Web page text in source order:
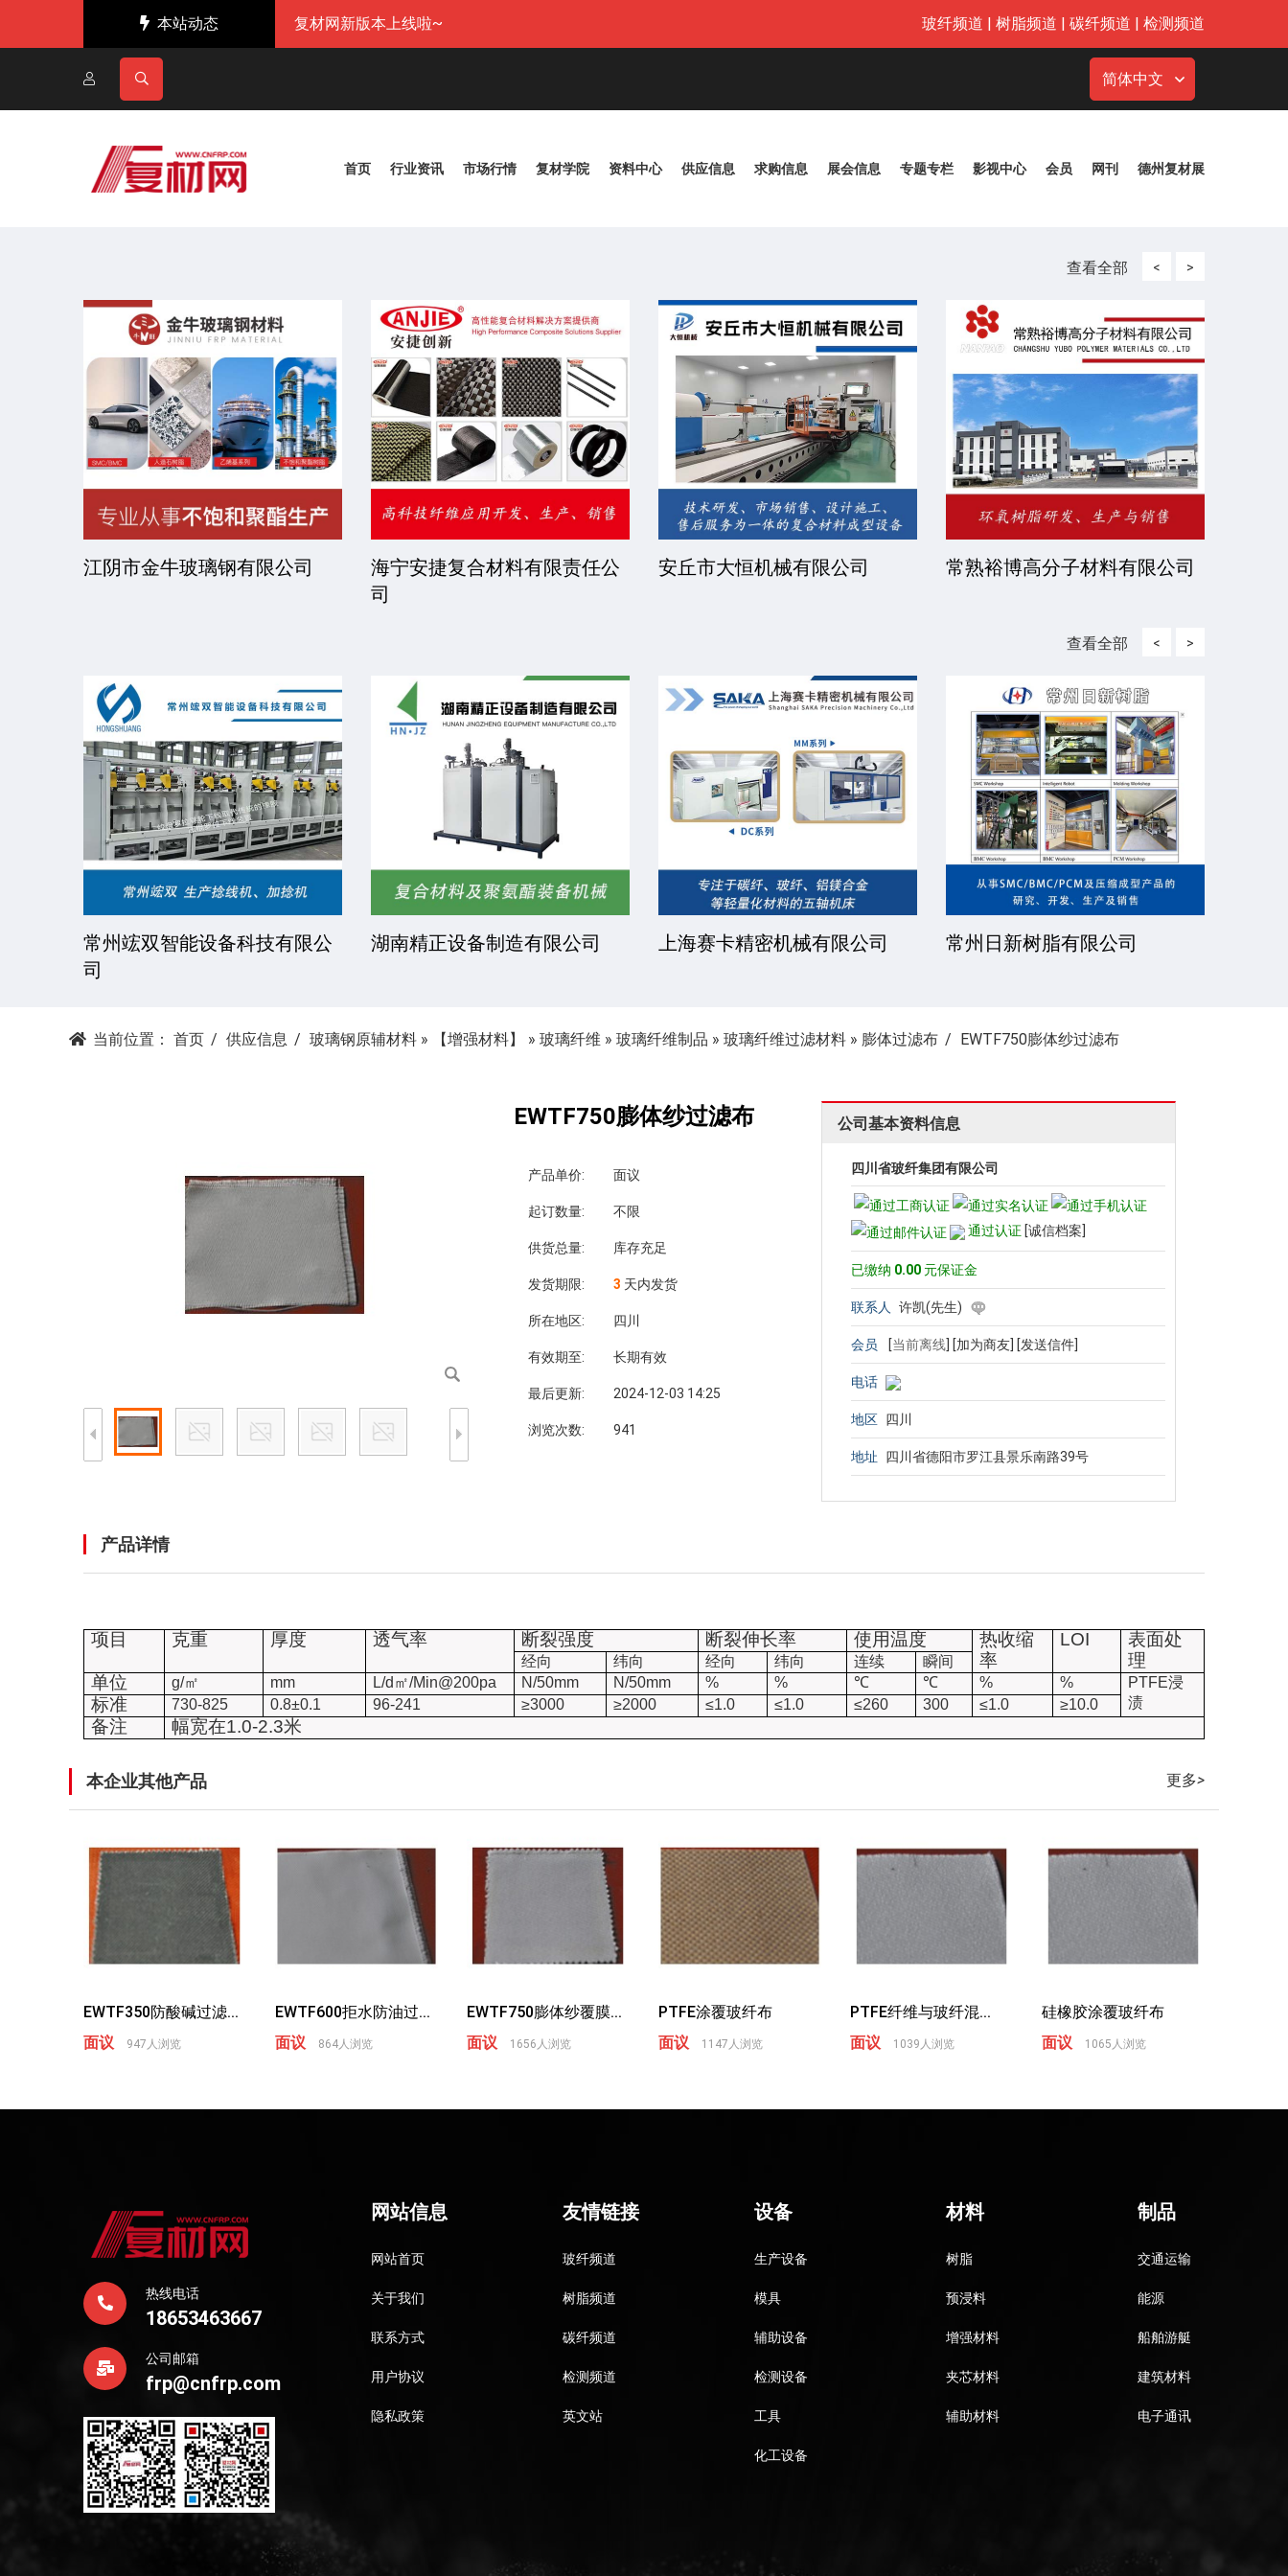
本站动态 复材网新版本上线啦~ 玻纤频道 | 树脂频道 | 碳纤频道 | 检测频道
简体中文
首页 行业资讯 市场行情 复材学院 资料中心 供应信息 求购信息 展会信息 专题专栏 影视中心 会员 网刊 德州复材展
查看全部 <
江阴市金牛玻璃钢有限公司
海宁安捷复合材料有限责任公
司
安丘市大恒机械有限公司 常熟裕博高分子材料有限公司
>
查看全部 <
常州竤双智能设备科技有限公
司
湖南精正设备制造有限公司 上海赛卡精密机械有限公司 常州日新树脂有限公司
>
当前位置： 首页 供应信息 玻璃钢原辅材料 » 【增强材料】 » 玻璃纤维 » 玻璃纤维制品 » 玻璃纤维过滤材料 » 膨体过滤布 EWTF750膨体纱过滤布
EWTF750膨体纱过滤布
产品单价: 面议
起订数量: 不限
供货总量: 库存充足
发货期限: 3 天内发货
所在地区: 四川
有效期至: 长期有效
最后更新: 2024-12-03 14:25
浏览次数: 941
公司基本资料信息
四川省玻纤集团有限公司
通过认证 [诚信档案]
已缴纳 0.00 元保证金
联系人 许凯(先生)
会员 [当前离线] [加为商友] [发送信件]
电话
地区 四川
地址 四川省德阳市罗江县景乐南路39号
产品详情
项目 克重 厚度 透气率 断裂强度 断裂伸长率 使用温度
热收缩
率
LOI
表面处
理
经向 纬向 经向 纬向 连续 瞬间
单位 g/㎡ mm L/d ㎡/Min@200pa N/50mm N/50mm % % ℃ ℃ % % PTFE浸
渍
标准 730-825 0.8±0.1 96-241 ≥3000 ≥2000 ≤1.0 ≤1.0 ≤260 300 ≤1.0 ≥10.0
备注 幅宽在1.0-2.3米
本企业其他产品 更多>
EWTF350防酸碱过滤...
面议
947人浏览
EWTF600拒水防油过...
面议
864人浏览
EWTF750膨体纱覆膜...
面议
1656人浏览
PTFE涂覆玻纤布
面议
1147人浏览
PTFE纤维与玻纤混...
面议
1039人浏览
硅橡胶涂覆玻纤布
面议
1065人浏览
热线电话
18653463667
公司邮箱
frp@cnfrp.com
网站信息
网站首页
关于我们
联系方式
用户协议
隐私政策
友情链接
玻纤频道
树脂频道
碳纤频道
检测频道
英文站
设备
生产设备
模具
辅助设备
检测设备
工具
化工设备
材料
树脂
预浸料
增强材料
夹芯材料
辅助材料
制品
交通运输
能源
船舶游艇
建筑材料
电子通讯